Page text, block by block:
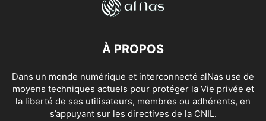
À PROPOS
Dans un monde numérique et interconnecté alNas use de
moyens techniques actuels pour protéger la Vie privée et
la liberté de ses utilisateurs, membres ou adhérents, en
s’appuyant sur les directives de la CNIL.